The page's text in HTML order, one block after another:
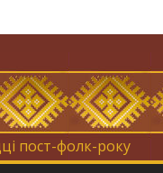
палітычная нацыя.
пост-фолк-року